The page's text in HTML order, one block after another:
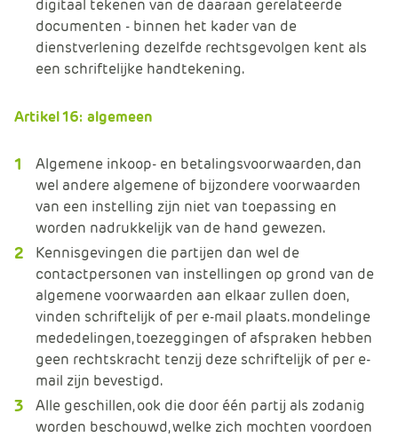
digitaal tekenen van de daaraan gerelateerde
documenten - binnen het kader van de
dienstverlening dezelfde rechtsgevolgen kent als
een schriftelijke handtekening.
Artikel 16: algemeen
Algemene inkoop- en betalingsvoorwaarden, dan
wel andere algemene of bijzondere voorwaarden
van een instelling zijn niet van toepassing en
worden nadrukkelijk van de hand gewezen.
Kennisgevingen die partijen dan wel de
contactpersonen van instellingen op grond van de
algemene voorwaarden aan elkaar zullen doen,
vinden schriftelijk of per e-mail plaats. mondelinge
mededelingen, toezeggingen of afspraken hebben
geen rechtskracht tenzij deze schriftelijk of per e-
mail zijn bevestigd.
Alle geschillen, ook die door één partij als zodanig
worden beschouwd, welke zich mochten voordoen